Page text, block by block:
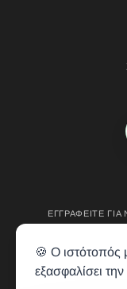
ΕΓΓΡΑΦΕΊΤΕ
🍪 Ο ιστότοπός
εξασφαλίσει